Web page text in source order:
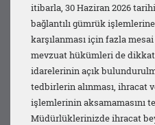
itibarla, 30 Haziran 2026
bağlantılı gümrük
karşılanması için fazla
mevzuat hükümleri de
idarelerinin açık
tedbirlerin alınması, ihracat
işlemlerinin aksamamasını
Müdürlüklerinizde ihracat